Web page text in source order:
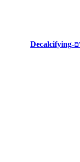
פרמייר אמבט חפיפה (שמפו) לשיקום שיער פגום-Decalcifying